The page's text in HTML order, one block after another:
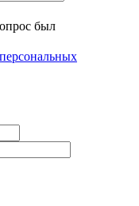
был